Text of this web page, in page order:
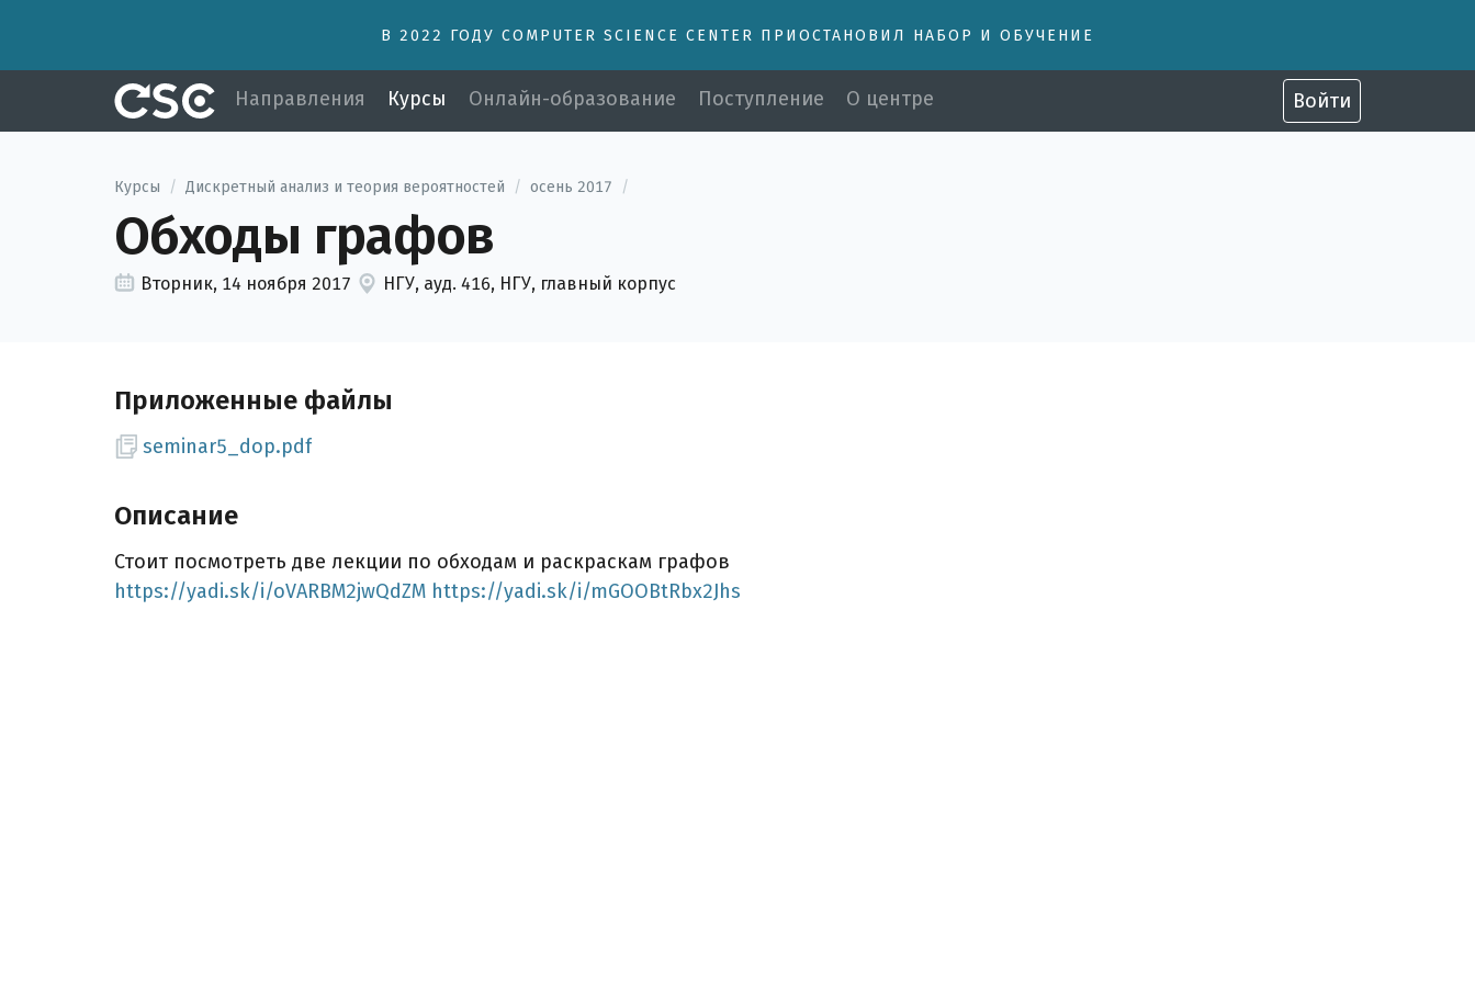
В 2022 ГОДУ COMPUTER SCIENCE CENTER ПРИОСТАНОВИЛ НАБОР И ОБУЧЕНИЕ
Направления Курсы Онлайн-образование Поступление О центре Войти
Курсы / Дискретный анализ и теория вероятностей / осень 2017 /
Обходы графов
Вторник, 14 ноября 2017 НГУ, ауд. 416, НГУ, главный корпус
Приложенные файлы
seminar5_dop.pdf
Описание
Стоит посмотреть две лекции по обходам и раскраскам графов
https://yadi.sk/i/oVARBM2jwQdZM https://yadi.sk/i/mGOOBtRbx2Jhs